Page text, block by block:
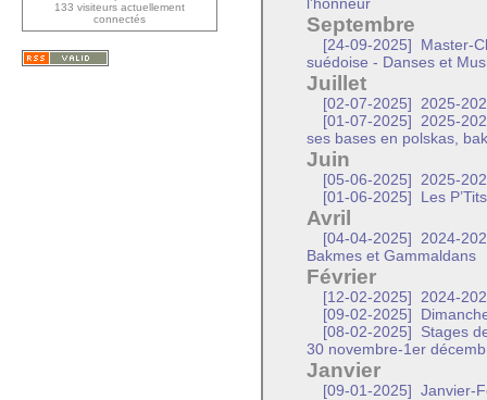
l’honneur
Septembre
[24-09-2025]
Master-
suédoise - Danses et
Juillet
[02-07-2025]
2025-
[01-07-2025]
2025-
ses bases en polskas,
Juin
[05-06-2025]
2025-
[01-06-2025]
Les
Avril
[04-04-2025]
2024-
Bakmes et Gammaldans
Février
[12-02-2025]
2024-
[09-02-2025]
[08-02-2025]
Stages
30 novembre-1er
Janvier
[09-01-2025] Janvier-
133 visiteurs actuellement
connectés